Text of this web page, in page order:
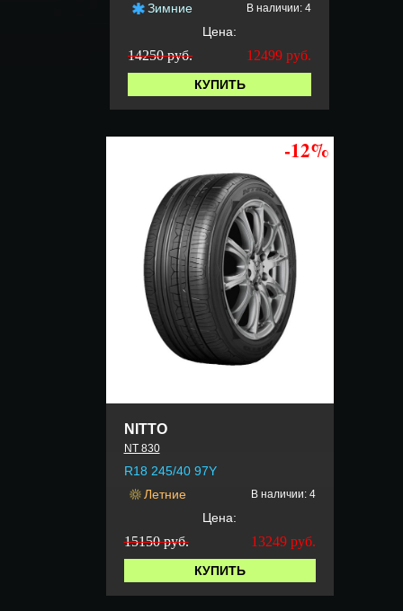
Зимние
В наличии: 4
Цена:
14250 руб. 12499 руб.
КУПИТЬ
-12%
NITTO
NT 830
R18 245/40 97Y
Летние
В наличии: 4
Цена:
15150 руб. 13249 руб.
КУПИТЬ